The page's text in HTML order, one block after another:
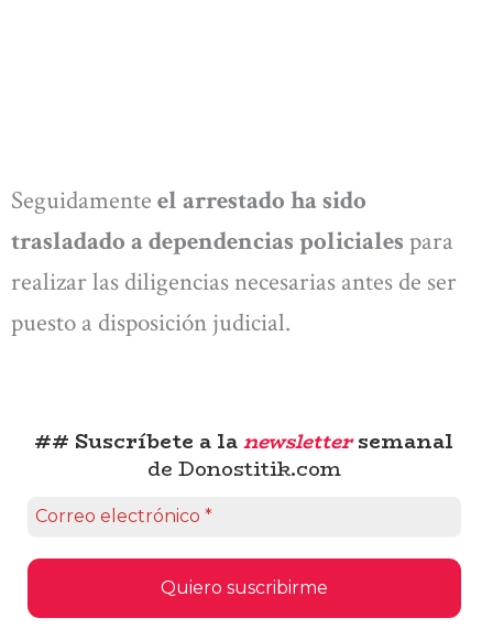
Seguidamente el arrestado ha sido
trasladado a dependencias policiales para
realizar las diligencias necesarias antes de ser
puesto a disposición judicial.
## Suscríbete a lanewslettersemanal
de Donostitik.com